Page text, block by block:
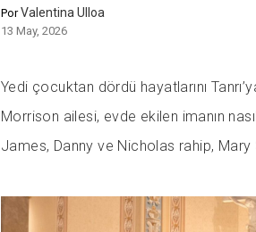
PorValentina Ulloa
13 May, 2026
Yedi çocuktan dördü hayatlarını
Morrison ailesi, evde ekilen imanın
James, Danny ve Nicholas rahip,